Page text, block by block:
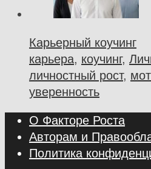
Карьерный коучинг
карьера, коучинг,
личностный рост,
уверенность
О Факторе Роста
Авторам и
Политика